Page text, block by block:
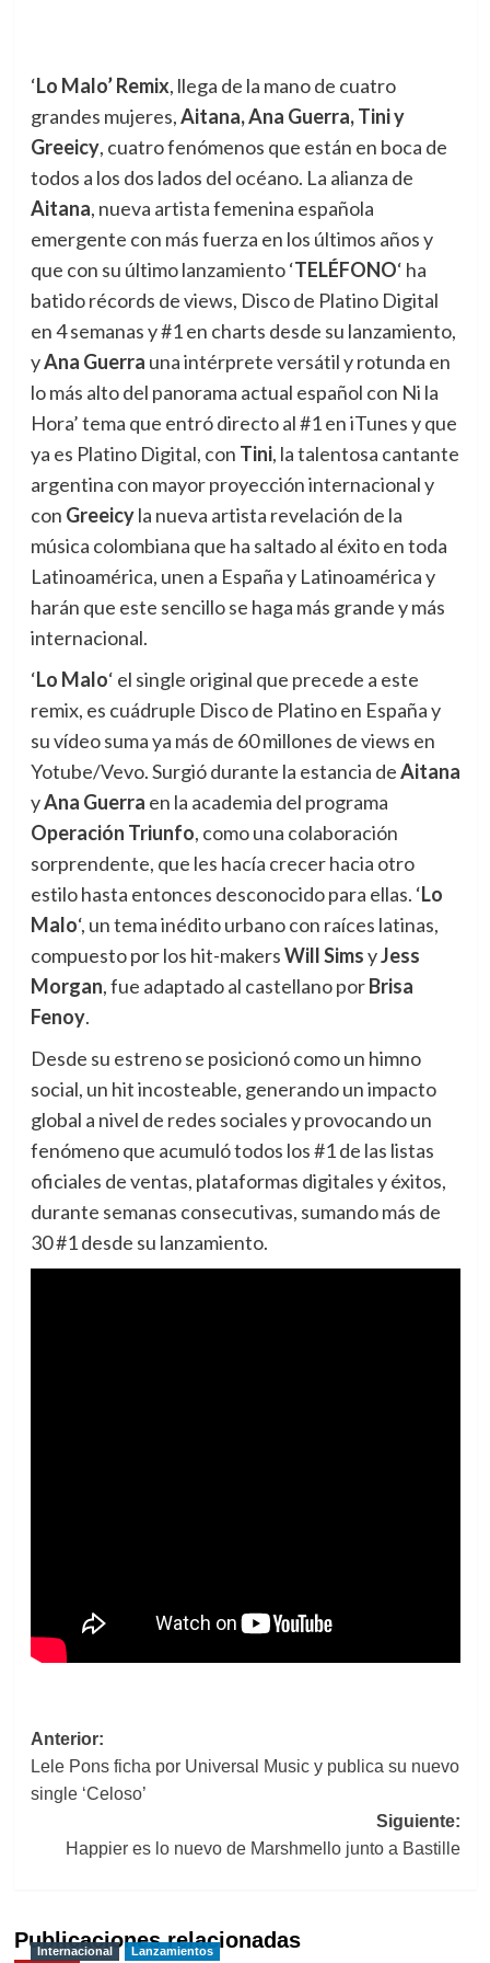
‘Lo Malo’ Remix, llega de la mano de cuatro
grandes mujeres,Aitana, Ana Guerra, Tini y
Greeicy, cuatro fenómenos que están en boca de
todos a los dos lados del océano. La alianza de
Aitana, nueva artista femenina española
emergente con más fuerza en los últimos años y
que con su último lanzamiento ‘TELÉFONO‘ ha
batido récords de views, Disco de Platino Digital
en 4 semanas y #1 en charts desde su lanzamiento,
yAna Guerra una intérprete versátil y rotunda en
lo más alto del panorama actual español con Ni la
Hora’ tema que entró directo al #1 en iTunes y que
ya es Platino Digital, con Tini, la talentosa cantante
argentina con mayor proyección internacional y
con Greeicyla nueva artista revelación de la
música colombiana que ha saltado al éxito en toda
Latinoamérica, unen a España y Latinoamérica y
harán que este sencillo se haga más grande y más
internacional.
‘Lo Malo‘ el single original que precede a este
remix, es cuádruple Disco de Platino en España y
su vídeo suma ya más de 60 millones de views en
Yotube/Vevo. Surgió durante la estancia deAitana
yAna Guerra en la academia del programa
Operación Triunfo, como una colaboración
sorprendente, que les hacía crecer hacia otro
estilo hasta entonces desconocido para ellas. ‘Lo
Malo‘, un tema inédito urbano con raíces latinas,
compuesto por los hit-makersWill SimsyJess
Morgan, fue adaptado al castellano porBrisa
Fenoy.
Desde su estreno se posicionó como un himno
social, un hit incosteable, generando un impacto
global a nivel de redes sociales y provocando un
fenómeno que acumuló todos los #1 de las listas
oficiales de ventas, plataformas digitales y éxitos,
durante semanas consecutivas, sumando más de
30 #1 desde su lanzamiento.
Navegación
de
entradas
Anterior:
Lele Pons ficha por Universal Music y publica su nuevo
single ‘Celoso’
Siguiente:
Happier es lo nuevo de Marshmello junto a Bastille
Publicaciones relacionadas
Internacional Lanzamientos